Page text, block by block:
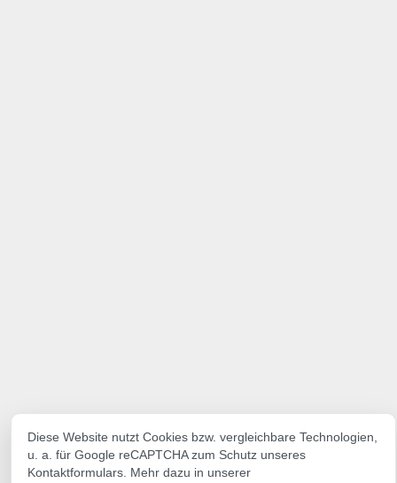
Diese Website nutzt Cookies bzw. vergleichbare Technologien,
u. a. für Google reCAPTCHA zum Schutz unseres
Kontaktformulars. Mehr dazu in unserer